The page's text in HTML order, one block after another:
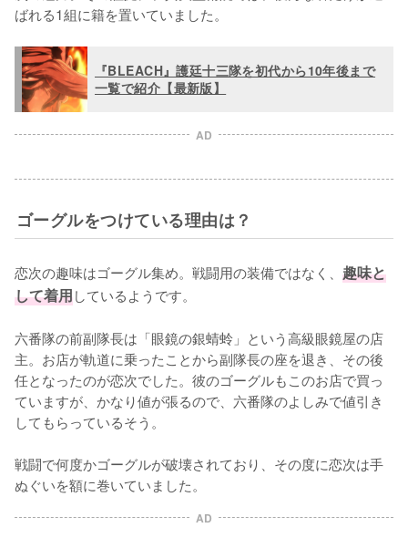
ばれる1組に籍を置いていました。
『BLEACH』護廷十三隊を初代から10年後まで
一覧で紹介【最新版】
AD
ゴーグルをつけている理由は？
恋次の趣味はゴーグル集め。戦闘用の装備ではなく、 趣味と
して着用しているようです。
六番隊の前副隊長は「眼鏡の銀蜻蛉」という高級眼鏡屋の店
主。お店が軌道に乗ったことから副隊長の座を退き、その後
任となったのが恋次でした。彼のゴーグルもこのお店で買っ
ていますが、かなり値が張るので、六番隊のよしみで値引き
してもらっているそう。
戦闘で何度かゴーグルが破壊されており、その度に恋次は手
ぬぐいを額に巻いていました。
AD